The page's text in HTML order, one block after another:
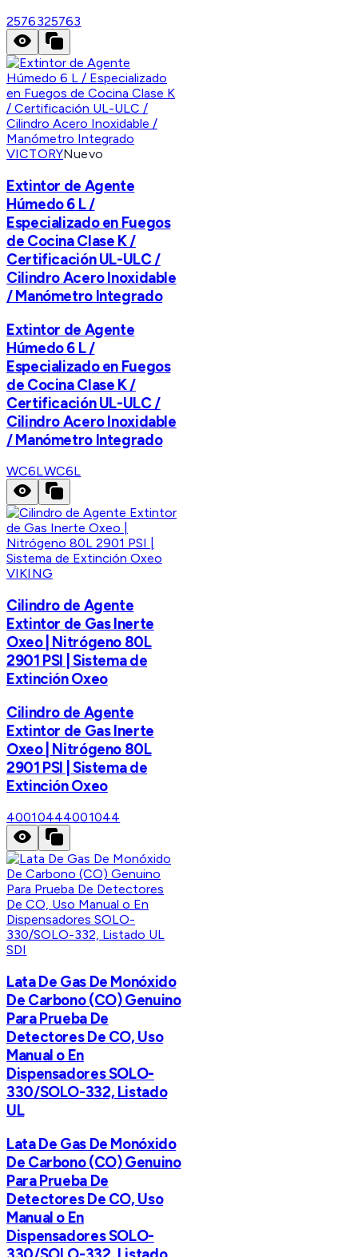
2576325763
VICTORYNuevo
Extintor de Agente
Húmedo 6 L /
Especializado en Fuegos
de Cocina Clase K /
Certificación UL-ULC /
Cilindro Acero Inoxidable
/ Manómetro Integrado
Extintor de Agente
Húmedo 6 L /
Especializado en Fuegos
de Cocina Clase K /
Certificación UL-ULC /
Cilindro Acero Inoxidable
/ Manómetro Integrado
WC6LWC6L
VIKING
Cilindro de Agente
Extintor de Gas Inerte
Oxeo | Nitrógeno 80L
2901 PSI | Sistema de
Extinción Oxeo
Cilindro de Agente
Extintor de Gas Inerte
Oxeo | Nitrógeno 80L
2901 PSI | Sistema de
Extinción Oxeo
40010444001044
SDI
Lata De Gas De Monóxido
De Carbono (CO) Genuino
Para Prueba De
Detectores De CO, Uso
Manual o En
Dispensadores SOLO-
330/SOLO-332, Listado
UL
Lata De Gas De Monóxido
De Carbono (CO) Genuino
Para Prueba De
Detectores De CO, Uso
Manual o En
Dispensadores SOLO-